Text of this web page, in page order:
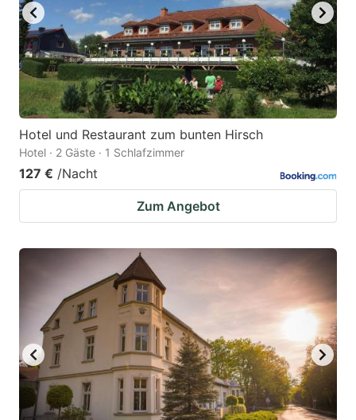
Hotel und Restaurant zum bunten Hirsch
Hotel · 2 Gäste · 1 Schlafzimmer
127 € /Nacht
Zum Angebot